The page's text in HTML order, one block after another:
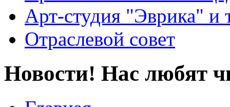
Арт-студия "Эврика" и
Отраслевой совет
Новости! Нас любят